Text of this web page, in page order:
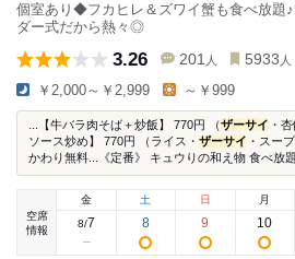
個室あり◆フカヒレ＆ズワイ蟹も食べ放題
ダー式だから熱々◎
3.26 201 人 5933 人
￥2,000～￥2,999 ～￥999
...【牛バラ肉そば＋炒飯】 770円 （ザーサイ ・
ソース炒め】 770円 （ライス・ ザーサイ ・スー
かわり無料...《定番》 キュウりの和え物 食べ放
空席
情報
金
8/7
土
8
日
9
月
10